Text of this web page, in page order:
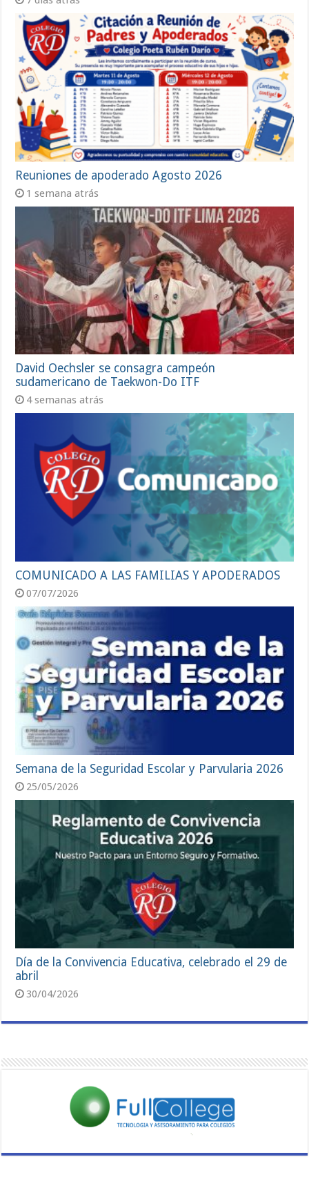
Reuniones de apoderado Agosto 2026
1 semana atrás
David Oechsler se consagra campeón
sudamericano de Taekwon-Do ITF
4 semanas atrás
COMUNICADO A LAS FAMILIAS Y APODERADOS
07/07/2026
Semana de la Seguridad Escolar y Parvularia 2026
25/05/2026
Día de la Convivencia Educativa, celebrado el 29 de
abril
30/04/2026